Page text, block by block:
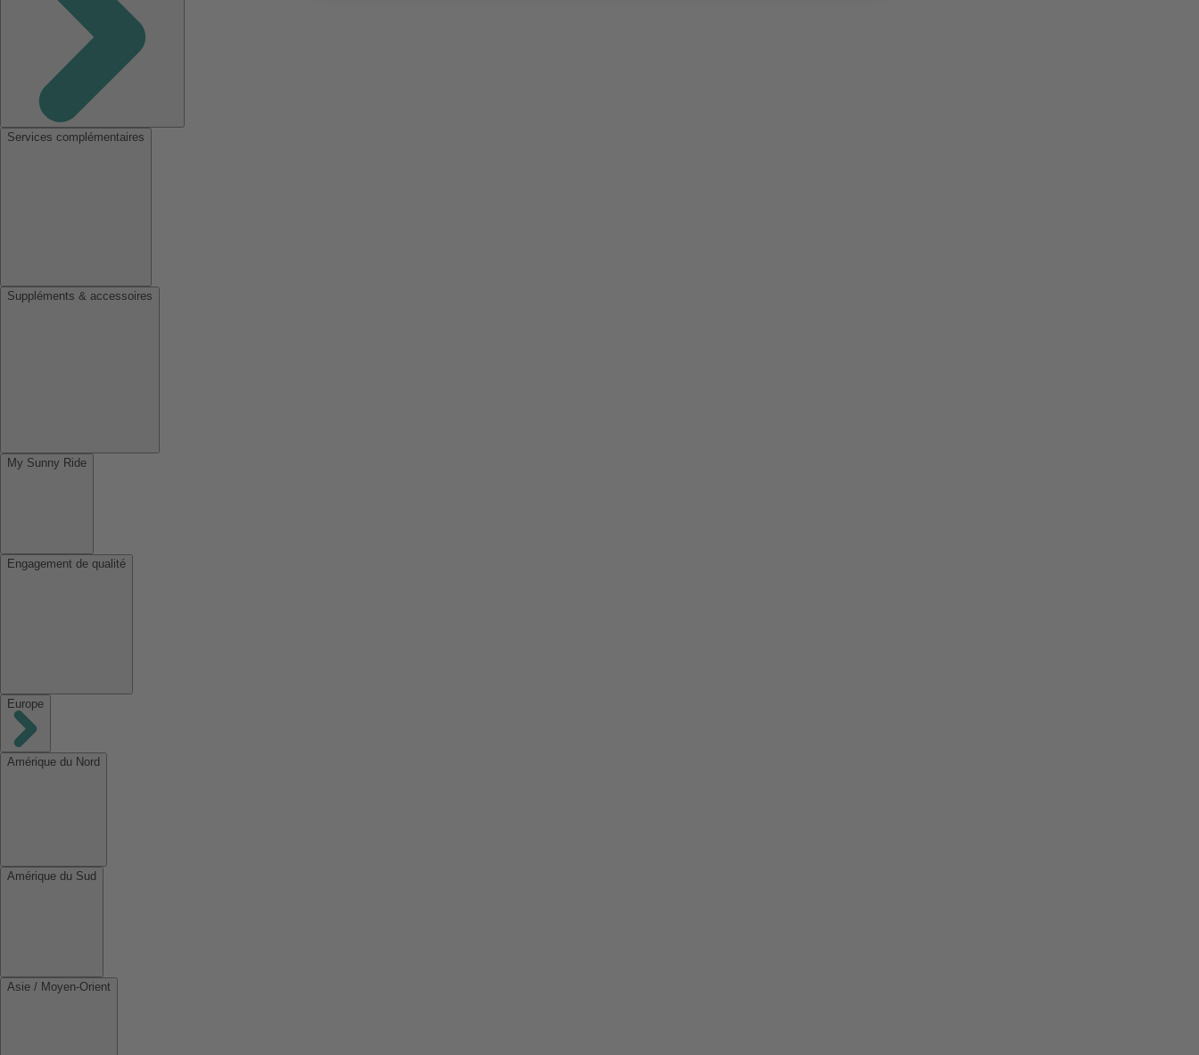
Services complémentaires
Suppléments & accessoires
My Sunny Ride
Engagement de qualité
Europe
Amérique du Nord
Amérique du Sud
Asie / Moyen-Orient